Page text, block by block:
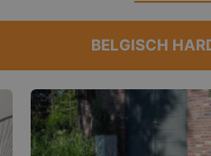
BELGISCH